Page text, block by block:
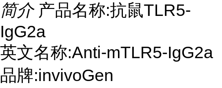
简介 产品名称:抗鼠TLR5-
IgG2a
英文名称:Anti-mTLR5-IgG2a
品牌:invivoGen